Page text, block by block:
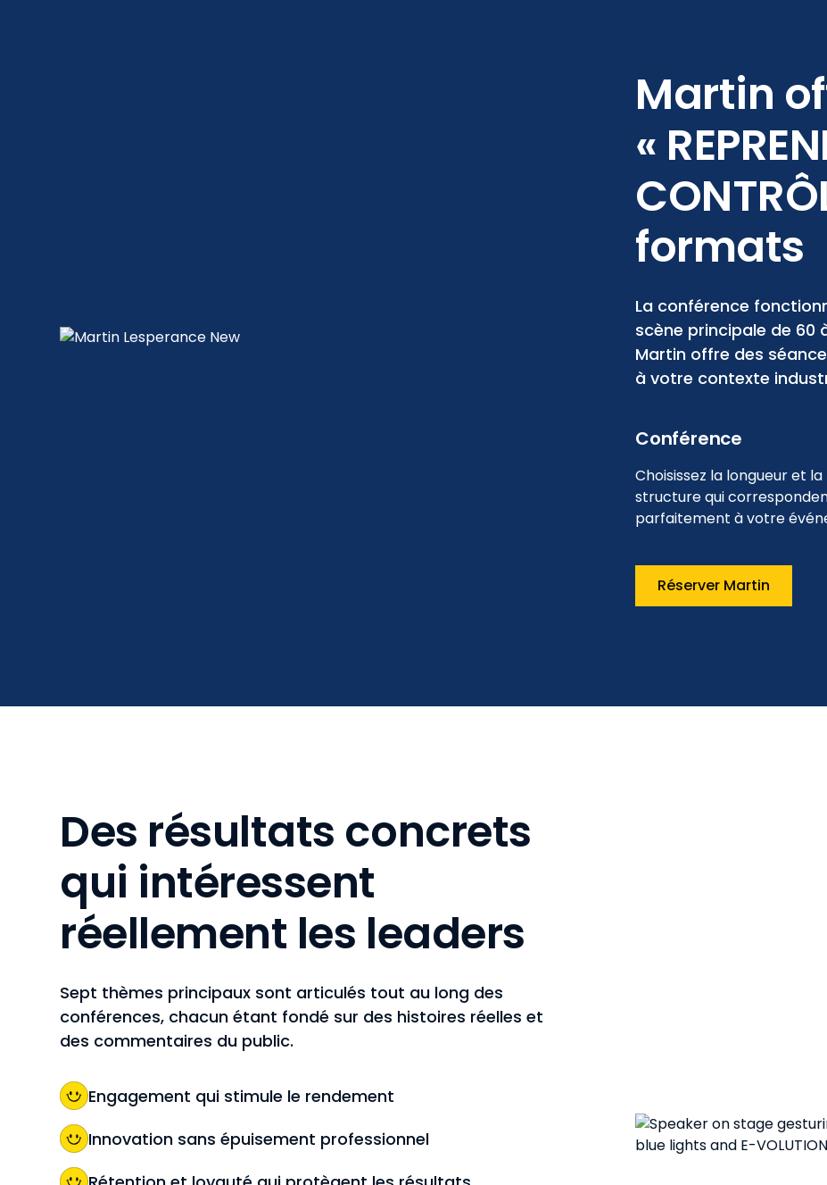
Martin
«
formats
La conférence
scène principale de 60
Martin offre des
à votre contexte
Conférence
Choisissez la longueur et la
structure qui
parfaitement à votre
Réserver Martin
Des résultats concrets
qui intéressent
réellement les leaders
Sept thèmes principaux sont articulés tout au long des
conférences, chacun étant fondé sur des histoires réelles et
des commentaires du public.
Engagement qui stimule le rendement
Innovation sans épuisement professionnel